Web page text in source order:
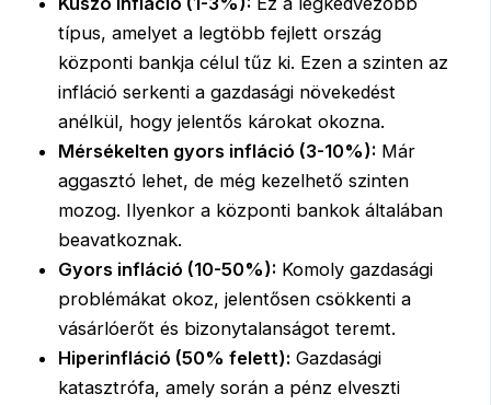
típus, amelyet a legtöbb fejlett ország
központi bankja célul tűz ki. Ezen a szinten az
infláció serkenti a gazdasági növekedést
anélkül, hogy jelentős károkat okozna.
Mérsékelten gyors infláció (3-10%): Már
aggasztó lehet, de még kezelhető szinten
mozog. Ilyenkor a központi bankok általában
beavatkoznak.
Gyors infláció (10-50%): Komoly gazdasági
problémákat okoz, jelentősen csökkenti a
vásárlóerőt és bizonytalanságot teremt.
Hiperinfláció (50% felett): Gazdasági
katasztrófa, amely során a pénz elveszti